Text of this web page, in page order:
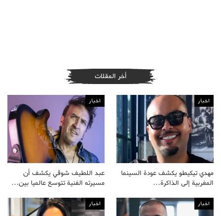
أخر المقلات
اخبار
مهدي تيكيطو يكشف عودة السينما
المغربية إلى الذاكرة…
اخبار
عبد اللطيف شوقي يكشف أن
مسيرته الفنية تتوسع عالميا بين…
اخبار اخبار